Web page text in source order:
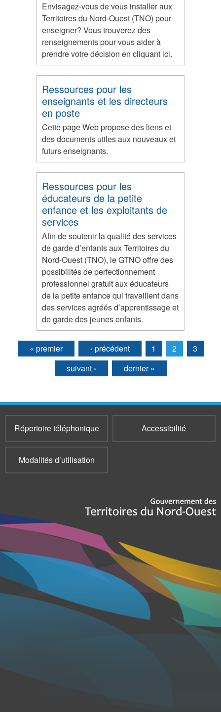
Envisagez-vous de vous installer aux
Territoires du Nord-Ouest (TNO) pour
enseigner? Vous trouverez des
renseignements pour vous aider à
prendre votre décision en cliquant ici.
Ressources pour les
enseignants et les directeurs
en poste
Cette page Web propose des liens et
des documents utiles aux nouveaux et
futurs enseignants.
Ressources pour les
éducateurs de la petite
enfance et les exploitants de
services
Afin de soutenir la qualité des services
de garde d’enfants aux Territoires du
Nord-Ouest (TNO), le GTNO offre des
possibilités de perfectionnement
professionnel gratuit aux éducateurs
de la petite enfance qui travaillent dans
des services agréés d’apprentissage et
de garde des jeunes enfants.
Pages
« premier ‹ précédent 1 2
3
suivant ›
dernier »
Répertoire téléphonique Accessibilité
Modalités d’utilisation